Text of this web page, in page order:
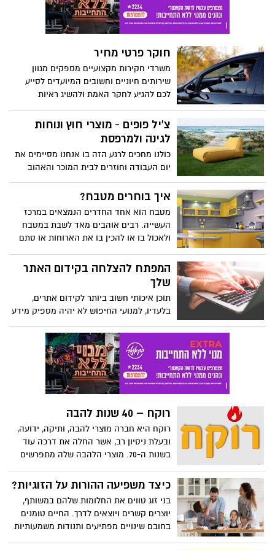
חוקר פרטי מחיר
משרדי חקירות מקצועיים מספקים מגוון
שירותים חיוניים וחשובים המיועדים לסייע
לכם להגיע לחקר האמת ולהשיג ראיות
חשים או חושדים כי בוצעו כנגדכם עבירה
כלשהי או עוול.
צ'יל פופים - מוצרי חוץ ונוחות
לגינה ולמרפסת
כולנו מחכים לרגע הזה בו אנחנו מסיימים את
יום העבודה וחוזרים לבית המוכר והאהוב
שלנו, להירגע מהיום שעבר עלינו ולצבור כוחות
ליום חדש. בין אם זאת הגינה ובין אם
ושילוב של נוחות ואסתטיות, נוכל לשדרג את
חווית ההנאה ממנה
איך בוחרים מטבח?
מטבח הוא אחד החדרים הנמצאים במרכז
העשייה. רבים אוהבים מאד לשבת במטבח
ולאכול בו או להכין בו את הארוחות או סתם
שואלים היא איך לבחור מטבח? קיימים מגוון
רחב מאד של סוגי מטבחים שונים, ביניהם
ניתן למנות את הסגנונות הבאים: כפרי או
מודרני בעוד שבעבר היה נהוג כי מטבח בבית
פרטי הוא מטבח כפרי, ואילו מטבח בבניינים
רבי קומות יהיה מטבח מודרני. כיום ניתן
לשלב היטב בין שני הסגנונות האלו, ולהפוך
את המטבח למיוחד.
המפתח להצלחה בקידום האתר
שלך
תוכן איכותי חשוב ביותר לקידום אתרים,
בלעדיו, למנועי החיפוש לא יהיה מספיק מידע
כדי לדרג את העמודים שלך. אם אין לך
אסטרטגיית SEO איתנה, דפי האתר שלך
לעולם לא ייראו או ישותפו במידה הראויה
להם.
רוקח – 40 שנות להבה
רוקח היא חברה מוצרי להבה, ותיקה, ידועה,
ובעלת ניסיון רב, אשר החלה את דרכה עוד
בשנות ה-70. מוצרי הלהבה שלה מתפרשים
הבית. מוצר הדגל סביבו נבנתה החברה הוא
ביתית המחממת את הבית באמצעות אש
טבעית, ובמשך הזמן החברה התרחבה לייצור
מוצרי להבה אחרים. ברוקח תוכלו למצוא,
מעבר לליין הקמינים הייחודי שלה, מגוון רחב
כיצד משפיעה ההורות על הזוגיות?
בני זוג טווים את החלומות שלהם במשותף,
יוצרים קשרים ויוצאים לדרך. החיים טומנים
בחובם שינויים מפתיעים ותנודות משמעותיות